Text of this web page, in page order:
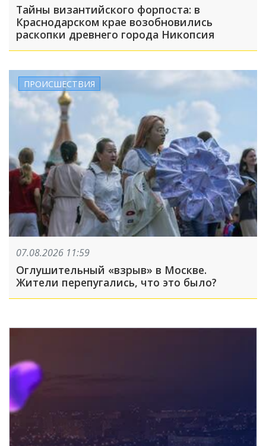
Тайны византийского форпоста: в
Краснодарском крае возобновились
раскопки древнего города Никопсия
ПРОИСШЕСТВИЯ
07.08.2026 11:59
Оглушительный «взрыв» в Москве.
Жители перепугались, что это было?